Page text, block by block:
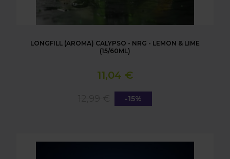
LONGFILL (AROMA) CALYPSO - NRG - LEMON & LIME
(15/60ML)
11,04 €
-15%